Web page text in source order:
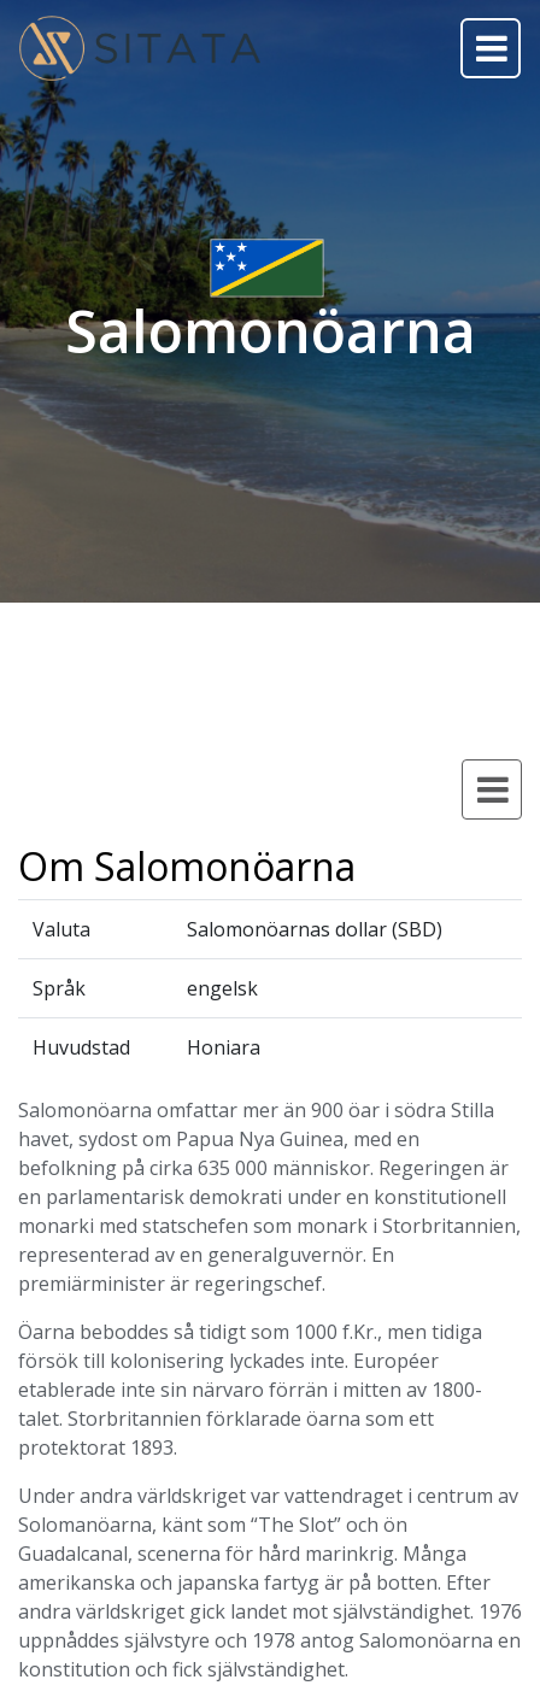
Salomonöarna
Om Salomonöarna
Valuta Salomonöarnas dollar (SBD)
Språk engelsk
Huvudstad Honiara
Salomonöarna omfattar mer än 900 öar i södra Stilla
havet, sydost om Papua Nya Guinea, med en
befolkning på cirka 635 000 människor. Regeringen är
en parlamentarisk demokrati under en konstitutionell
monarki med statschefen som monark i Storbritannien,
representerad av en generalguvernör. En
premiärminister är regeringschef.
Öarna beboddes så tidigt som 1000 f.Kr., men tidiga
försök till kolonisering lyckades inte. Européer
etablerade inte sin närvaro förrän i mitten av 1800-
talet. Storbritannien förklarade öarna som ett
protektorat 1893.
Under andra världskriget var vattendraget i centrum av
Solomanöarna, känt som “The Slot” och ön
Guadalcanal, scenerna för hård marinkrig. Många
amerikanska och japanska fartyg är på botten. Efter
andra världskriget gick landet mot självständighet. 1976
uppnåddes självstyre och 1978 antog Salomonöarna en
konstitution och fick självständighet.